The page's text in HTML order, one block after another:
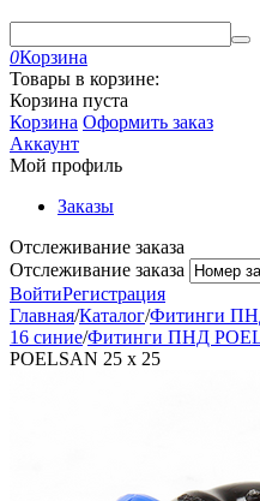
0Корзина
Товары в корзине:
Корзина пуста
Корзина Оформить заказ
Аккаунт
Мой профиль
Заказы
Отслеживание заказа
Отслеживание заказа
ВойтиРегистрация
Главная/Каталог/Фитинги
16 синие/Фитинги ПНД
POELSAN 25 х 25